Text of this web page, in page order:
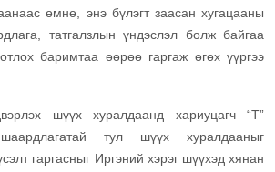
өмнө, энэ бүлэгт заасан хугацааны
татгалзлын үндэслэл болж байгаа
баримтаа өөрөө гаргаж өгөх үүргээ
шүүх хуралдаанд хариуцагч “Т”
тул шүүх хуралдааныг
гаргасныг Иргэний хэрэг шүүхэд хянан